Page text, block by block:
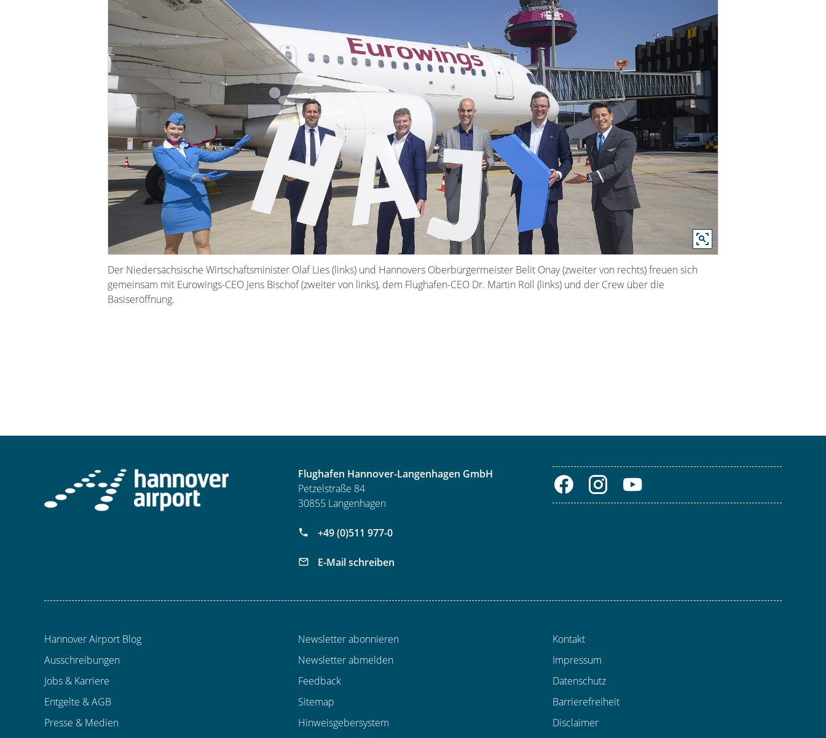
Der Niedersächsische Wirtschaftsminister Olaf Lies (links) und Hannovers Oberbürgermeister Belit Onay (zweiter von rechts) freuen sich
gemeinsam mit Eurowings-CEO Jens Bischof (zweiter von links), dem Flughafen-CEO Dr. Martin Roll (links) und der Crew über die
Basiseröffnung.
Flughafen Hannover-Langenhagen GmbH
Petzelstraße 84
30855 Langenhagen
+49 (0)511 977-0
E-Mail schreiben
Hannover Airport Blog
Ausschreibungen
Jobs & Karriere
Entgelte & AGB
Presse & Medien
Newsletter abonnieren
Newsletter abmelden
Feedback
Sitemap
Hinweisgebersystem
Kontakt
Impressum
Datenschutz
Barrierefreiheit
Disclaimer